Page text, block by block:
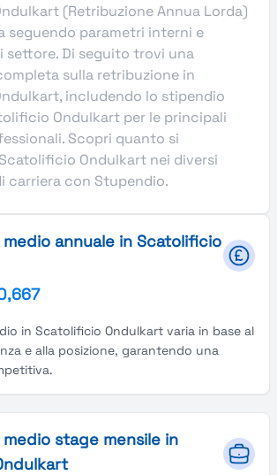
(Retribuzione Annua Lorda)
seguendo parametri interni e
settore. Di seguito trovi una
sulla retribuzione in
includendo lo stipendio
Ondulkart per le principali
Scopri quanto si
Ondulkart nei diversi
carriera con Stupendio.
annuale in Scatolificio
in Scatolificio Ondulkart varia in base al
e alla posizione, garantendo una
stage mensile in